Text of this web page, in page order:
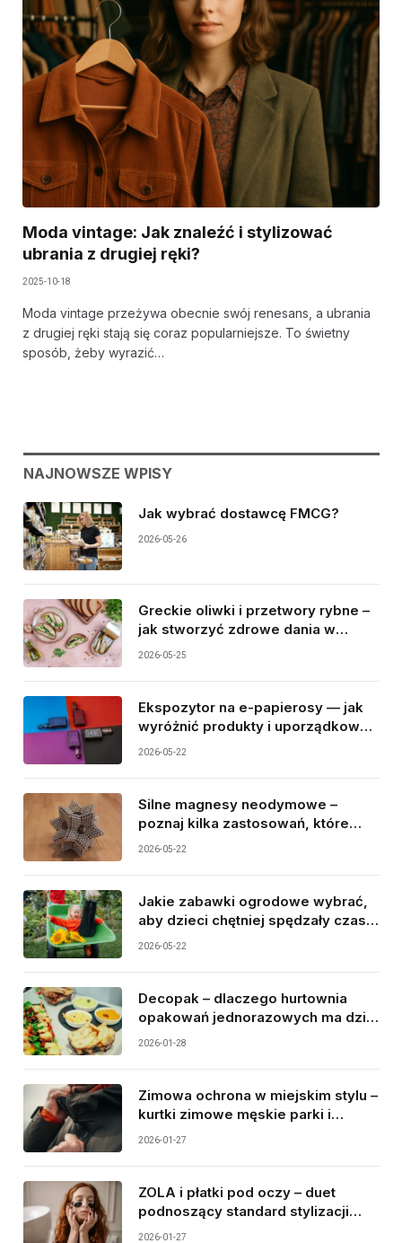
Moda vintage: Jak znaleźć i stylizować
ubrania z drugiej ręki?
2025-10-18
Moda vintage przeżywa obecnie swój renesans, a ubrania
z drugiej ręki stają się coraz popularniejsze. To świetny
sposób, żeby wyrazić…
NAJNOWSZE WPISY
Jak wybrać dostawcę FMCG?
2026-05-26
Greckie oliwki i przetwory rybne –
jak stworzyć zdrowe dania w
śródziemnomorskim stylu?
2026-05-25
Ekspozytor na e-papierosy — jak
wyróżnić produkty i uporządkować
sprzedaż?
2026-05-22
Silne magnesy neodymowe –
poznaj kilka zastosowań, które
warto znać przed zakupem
2026-05-22
Jakie zabawki ogrodowe wybrać,
aby dzieci chętniej spędzały czas
na świeżym powietrzu?
2026-05-22
Decopak – dlaczego hurtownia
opakowań jednorazowych ma dziś
tak duże znaczenie dla
2026-01-28
Zimowa ochrona w miejskim stylu –
kurtki zimowe męskie parki i
najcieplejsze rękawiczki jako duet
2026-01-27
ZOLA i płatki pod oczy – duet
podnoszący standard stylizacji
brwi i rzęs
2026-01-27